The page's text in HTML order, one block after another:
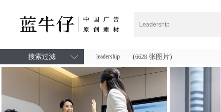
搜索过滤 leadership (6628 张图片)